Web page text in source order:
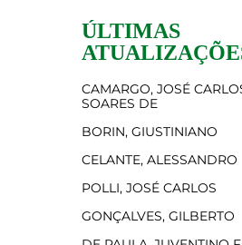
ÚLTIMAS
CAMARGO, JOSÉ
SOARES DE
BORIN, GIUSTINIANO
CELANTE, ALESSANDRO
POLLI, JOSÉ CARLOS
GONÇALVES, GILBERTO